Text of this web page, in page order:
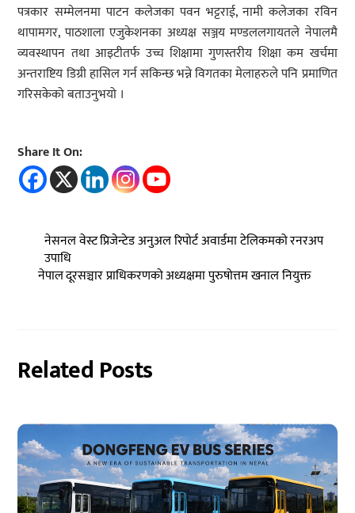
पत्रकार सम्मेलनमा पाटन कलेजका पवन भट्टराई, नामी कलेजका रविन
थापामगर, पाठशाला एजुकेशनका अध्यक्ष सञ्जय मण्डललगायतले नेपालमै
व्यवस्थापन तथा आइटीतर्फ उच्च शिक्षामा गुणस्तरीय शिक्षा कम खर्चमा
अन्तराष्टिय डिग्री हासिल गर्न सकिन्छ भन्ने विगतका मेलाहरुले पनि प्रमाणित
गरिसकेको बताउनुभयो ।
Share It On:
नेसनल वेस्ट प्रिजेन्टेड अनुअल रिपोर्ट अवार्डमा टेलिकमको रनरअप
उपाधि
नेपाल दूरसञ्चार प्राधिकरणको अध्यक्षमा पुरुषोत्तम खनाल नियुक्त
Related Posts